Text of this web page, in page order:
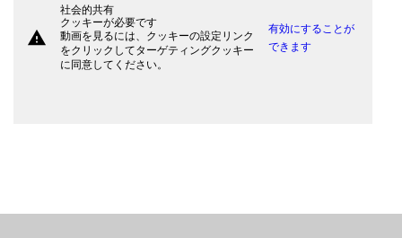
warning
社会的共有
クッキーが必要です
動画を見るには、クッキーの設定リンク
をクリックしてターゲティングクッキー
に同意してください。
有効にすることが
できます